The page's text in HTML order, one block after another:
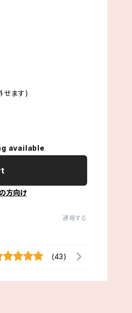
せます)
available
方向け
通報する
(43)